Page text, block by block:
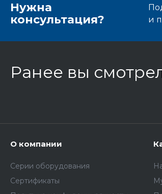
Нужна
консультация?
и
Ранее вы
О компании
Серии оборудования
Сертификаты